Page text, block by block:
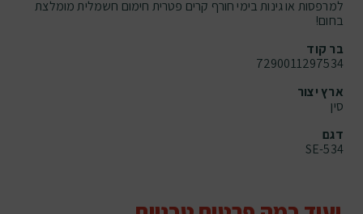
למרפסות או גינות בימי חורף קרים פטרית חימום חשמלית מומלצת
בחום!
בר קוד
7290011297534
ארץ יצור
סין
דגם
SE-534